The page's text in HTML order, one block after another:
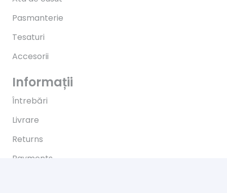
Pasmanterie
Tesaturi
Accesorii
Informații
Întrebări
Livrare
Returns
Payments